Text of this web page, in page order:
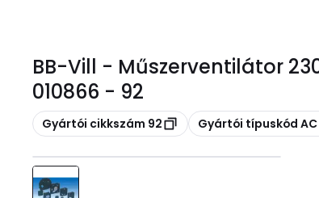
BB-Vill - Műszerventilátor
010866 - 92
Másolás
Gyártói cikkszám 92 Másolás
Gyártói típuskód AC